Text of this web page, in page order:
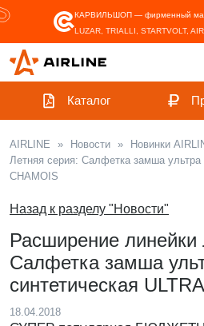
КАРВИЛЬШОП — фирменный
LUZAR, TRIALLI, STARTVOLT,
Каталог
AIRLINE » Новости » Новинки
Летняя серия: Салфетка замша ультра
CHAMOIS
Назад к разделу "Новости"
Расширение линейки
Салфетка замша
синтетическая
18.04.2018